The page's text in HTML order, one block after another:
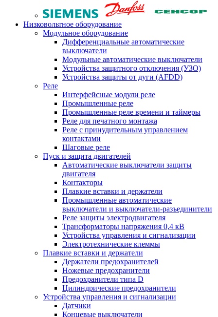
Низковольтное оборудование
Модульное оборудование
Дифференциальные автоматические
выключатели
Модульные автоматические выключатели
Устройства защитного отключения (УЗО)
Устройства защиты от дуги (AFDD)
Реле
Интерфейсные модули реле
Промышленные реле
Промышленные реле времени и таймеры
Реле для печатного монтажа
Реле с принудительным управлением
контактами
Шаговые реле
Пуск и защита двигателей
Автоматические выключатели защиты
двигателя
Контакторы
Плавкие вставки и держатели
Промышленные автоматические
выключатели и выключатели-разъединители
Реле защиты электродвигателя
Трансформаторы напряжения 0,4 кВ
Устройства управления и сигнализации
Электротехнические клеммы
Плавкие вставки и держатели
Держатели предохранителей
Ножевые предохранители
Предохранители типа D
Цилиндрические предохранители
Устройства управления и сигнализации
Датчики
Концевые выключатели